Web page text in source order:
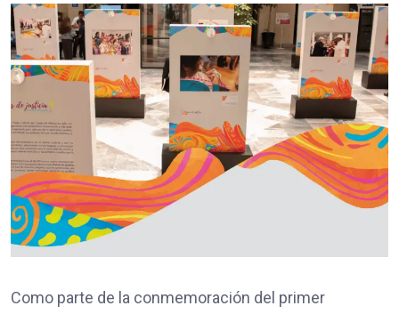
Como parte de la conmemoración del primer